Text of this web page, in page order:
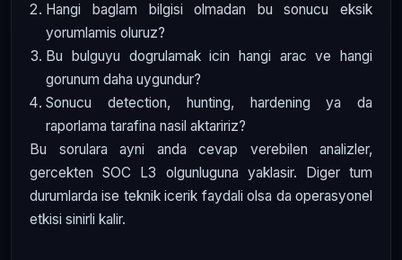
Hangi baglam bilgisi olmadan bu sonucu eksik
yorumlamis oluruz?
Bu bulguyu dogrulamak icin hangi arac ve hangi
gorunum daha uygundur?
Sonucu detection, hunting, hardening ya da
raporlama tarafina nasil aktaririz?
Bu sorulara ayni anda cevap verebilen analizler,
gercekten SOC L3 olgunluguna yaklasir. Diger tum
durumlarda ise teknik icerik faydali olsa da operasyonel
etkisi sinirli kalir.